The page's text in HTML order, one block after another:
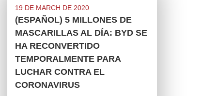
19 DE MARCH DE 2020
(ESPAÑOL) 5 MILLONES DE
MASCARILLAS AL DÍA: BYD SE
HA RECONVERTIDO
TEMPORALMENTE PARA
LUCHAR CONTRA EL
CORONAVIRUS